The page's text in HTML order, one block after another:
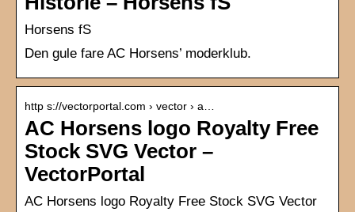
Horsens fS
Den gule fare AC Horsens’ moderklub.
http s://vectorportal.com › vector › a…
AC Horsens logo Royalty Free
Stock SVG Vector –
VectorPortal
AC Horsens logo Royalty Free Stock SVG Vector